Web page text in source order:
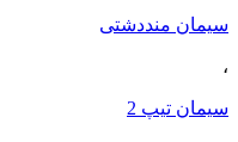
سیمان منددشتی
،
سیمان تیپ 2